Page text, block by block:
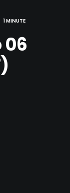
1 MINUTE